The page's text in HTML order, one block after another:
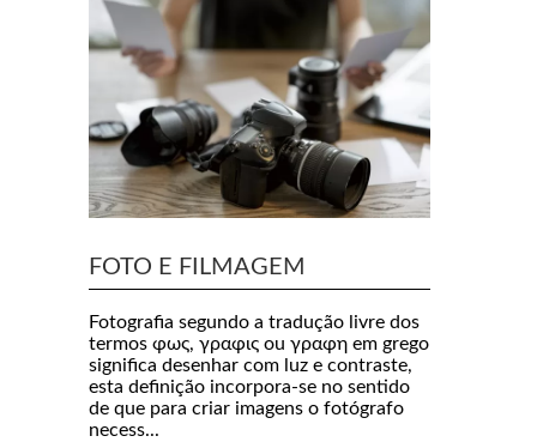
FOTO E FILMAGEM
Fotografia segundo a tradução livre dos
termos φως, γραφις ou γραφη em grego
significa desenhar com luz e contraste,
esta definição incorpora-se no sentido
de que para criar imagens o fotógrafo
necess...